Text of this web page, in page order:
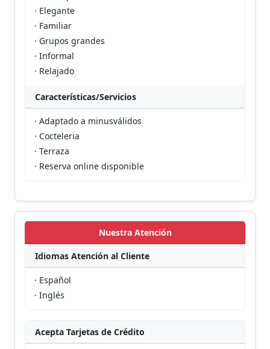
· Elegante
· Familiar
· Grupos grandes
· Informal
· Relajado
Características/Servicios
· Adaptado a minusválidos
· Cocteleria
· Terraza
· Reserva online disponible
Nuestra Atención
Idiomas Atención al Cliente
· Español
· Inglés
Acepta Tarjetas de Crédito